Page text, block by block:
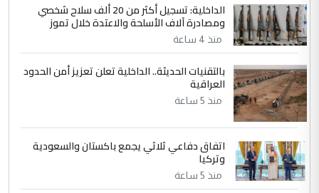
4 سردار
التعليق : واحد من عصابة علي ماما يسقط
جنسية الرافد الثالث للعراق ومن اصول عريقة
ابا فرات ...
الموضوع :
الجواهري يرد على صدام حسين سل
مضجعيك يابن الزنا (نص كامل)
5 سردار
التعليق : واحد من عصابة علي ماما يسقط
جنسية الرافد الثالث للعراق ومن اصول عريقة
الداخلية: تسجيل أكثر من 20 ألف سلاح شخصي
ومصادرة آلاف الأسلحة والاعتدة خلال تموز
منذ 4 ساعة
بالتقنيات الحديثة.. الداخلية تعلن تعزيز أمن الحدود
العراقية
منذ 5 ساعة
اتفاق دفاعي ثلاثي يجمع باكستان والسعودية
وتركيا
منذ 5 ساعة